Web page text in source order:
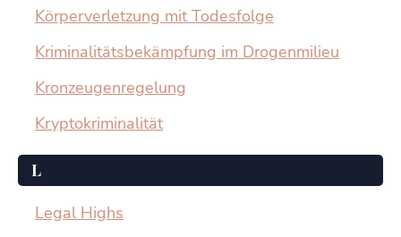
Körperverletzung mit Todesfolge
Kriminalitätsbekämpfung im Drogenmilieu
Kronzeugenregelung
Kryptokriminalität
L
Legal Highs